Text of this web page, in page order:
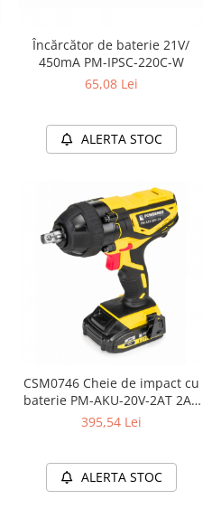
Încărcător de baterie 21V/
450mA PM-IPSC-220C-W
65,08 Lei
ALERTA STOC
CSM0746 Cheie de impact cu
baterie PM-AKU-20V-2AT 2Ah
20V
395,54 Lei
ALERTA STOC